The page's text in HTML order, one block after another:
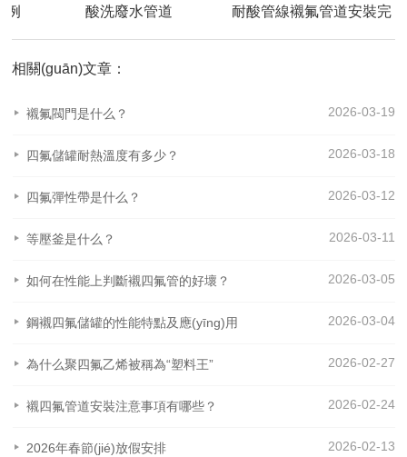
道
耐酸管線襯氟管道安裝完
成
化水車間襯塑管
相關(guān)文章：
2026-03-19
襯氟閥門是什么？
2026-03-18
四氟儲罐耐熱溫度有多少？
2026-03-12
四氟彈性帶是什么？
2026-03-11
等壓釜是什么？
2026-03-05
如何在性能上判斷襯四氟管的好壞？
2026-03-04
鋼襯四氟儲罐的性能特點及應(yīng)用
2026-02-27
為什么聚四氟乙烯被稱為“塑料王”
2026-02-24
襯四氟管道安裝注意事項有哪些？
2026-02-13
2026年春節(jié)放假安排